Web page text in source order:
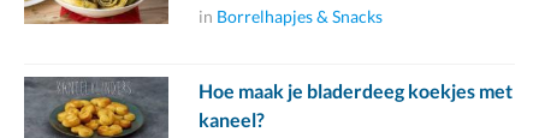
in Borrelhapjes & Snacks
Hoe maak je bladerdeeg koekjes met
kaneel?